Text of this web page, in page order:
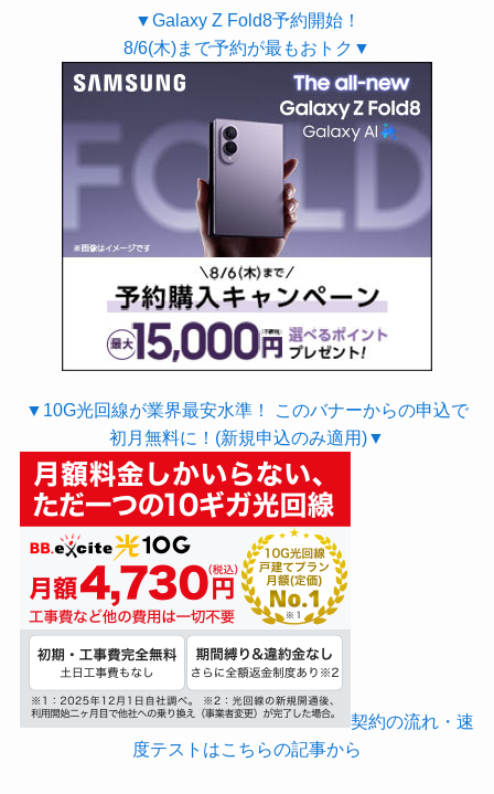
▼Galaxy Z Fold8予約開始！
8/6(木)まで予約が最もおトク▼
▼10G光回線が業界最安水準！ このバナーからの申込で
初月無料に！(新規申込のみ適用)▼
契約の流れ・速
度テストはこちらの記事から